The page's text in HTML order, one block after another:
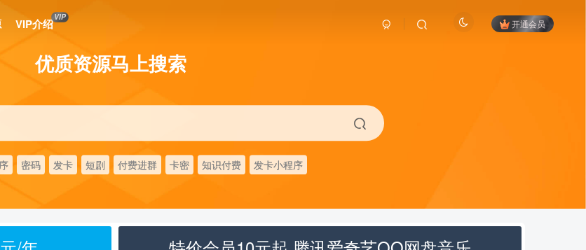
VIP介绍VIP
开通会员
优质资源马上搜索
密码 发卡 短剧 付费进群 卡密 知识付费 发卡小程序